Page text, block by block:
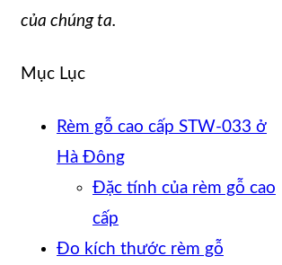
của chúng ta.
Mục Lục
Rèm gỗ cao cấp STW-033 ở
Hà Đông
Đặc tính của rèm gỗ cao
cấp
Đo kích thước rèm gỗ